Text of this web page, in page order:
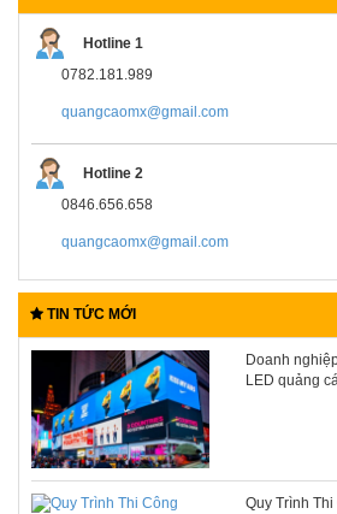
Hotline 1
0782.181.989
quangcaomx@gmail.com
Hotline 2
0846.656.658
quangcaomx@gmail.com
TIN TỨC MỚI
Doanh
LED quảng
Quy Trình